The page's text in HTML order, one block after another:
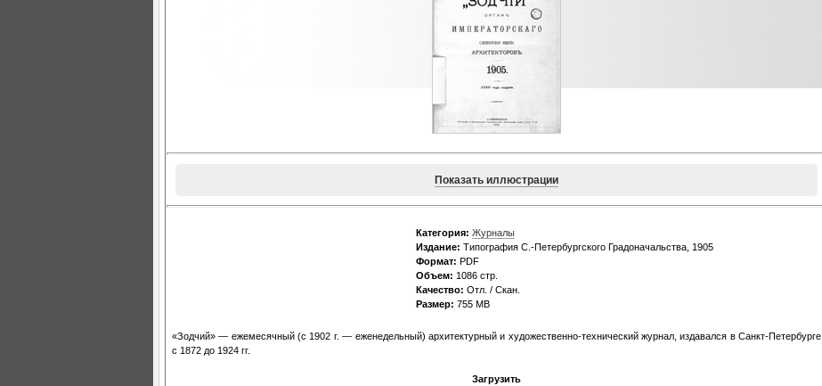
Показать иллюстрации
Категория: Журналы
Издание: Типография С.-Петербургского Градоначальства, 1905
Формат: PDF
Объем: 1086 стр.
Качество: Отл. / Скан.
Размер: 755 МВ
«Зодчий» — ежемесячный (с 1902 г. — еженедельный) архитектурный и художественно-технический журнал, издавался в Санкт-Петербурге
с 1872 до 1924 гг.
Загрузить